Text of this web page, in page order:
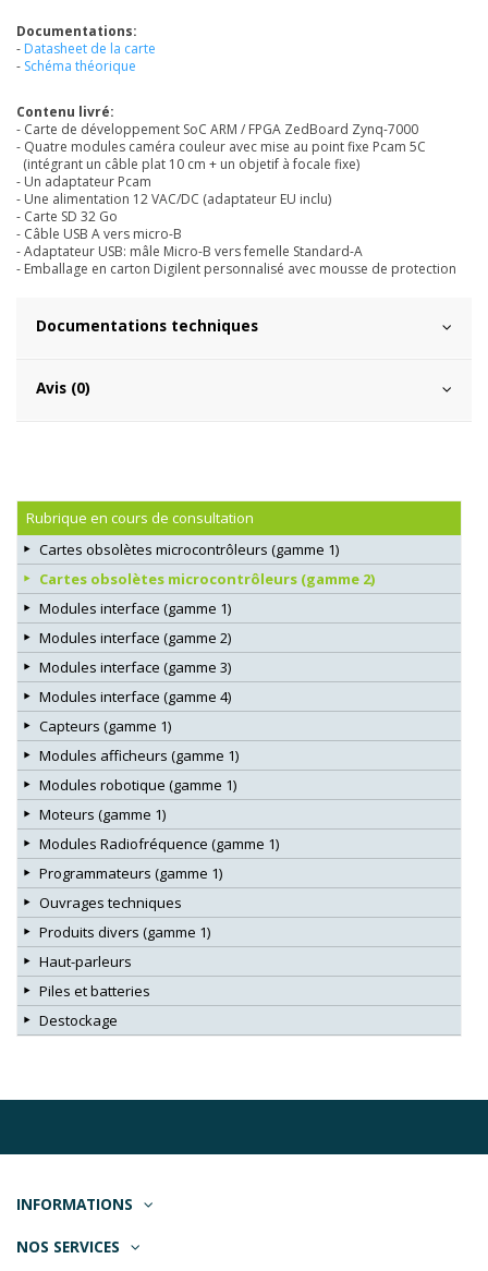
Documentations:
- Datasheet de la carte
- Schéma théorique
Contenu livré:
- Carte de développement SoC ARM / FPGA ZedBoard Zynq-7000
- Quatre modules caméra couleur avec mise au point fixe Pcam 5C
(intégrant un câble plat 10 cm + un objetif à focale fixe)
- Un adaptateur Pcam
- Une alimentation 12 VAC/DC (adaptateur EU inclu)
- Carte SD 32 Go
- Câble USB A vers micro-B
- Adaptateur USB: mâle Micro-B vers femelle Standard-A
- Emballage en carton Digilent personnalisé avec mousse de protection
Documentations techniques
Avis (0)
Rubrique en cours de consultation
Cartes obsolètes microcontrôleurs (gamme 1)
Cartes obsolètes microcontrôleurs (gamme 2)
Modules interface (gamme 1)
Modules interface (gamme 2)
Modules interface (gamme 3)
Modules interface (gamme 4)
Capteurs (gamme 1)
Modules afficheurs (gamme 1)
Modules robotique (gamme 1)
Moteurs (gamme 1)
Modules Radiofréquence (gamme 1)
Programmateurs (gamme 1)
Ouvrages techniques
Produits divers (gamme 1)
Haut-parleurs
Piles et batteries
Destockage
INFORMATIONS
NOS SERVICES